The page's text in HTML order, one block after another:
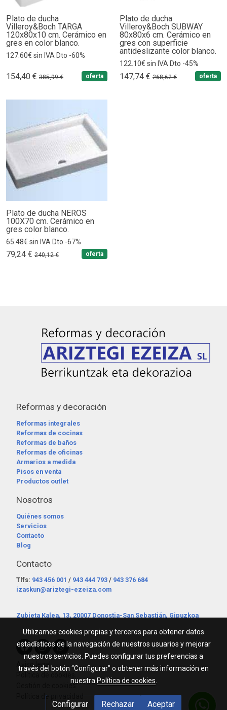
Plato de ducha
Villeroy&Boch TARGA
120x80x10 cm. Cerámico en
gres en color blanco.
127.60€ sin IVA Dto -60%
154,40 € 385,99 € oferta
Plato de ducha
Villeroy&Boch SUBWAY
80x80x6 cm. Cerámico en
gres con superficie
antideslizante color blanco.
122.10€ sin IVA Dto -45%
147,74 € 268,62 € oferta
Plato de ducha NEROS
100X70 cm. Cerámico en
gres color blanco.
65.48€ sin IVA Dto -67%
79,24 € 240,12 € oferta
Reformas y decoración
Reformas integrales
Reformas de cocinas
Reformas de baños
Reformas de oficinas
Armarios a medida
Pisos en venta
Productos outlet
Nosotros
Quiénes somos
Servicios
Contacto
Blog
Contacto
Tlfs: 943 456 001 / 943 444 793 / 943 376 684
izaskun@ariztegi-ezeiza.com
Zubieta Kalea, 13, 20007 Donostia-San Sebastián, Gipuzkoa
Aviso legal
Gestión de cookies
Política de privacidad
Utilizamos cookies propias y terceros para obtener datos
estadísticos de la navegación de nuestros usuarios y mejorar
nuestros servicios. Puedes configurar tus preferencias a
través del botón “Configurar” o obtener más información en
nuestra Política de cookies
Configurar Rechazar Aceptar